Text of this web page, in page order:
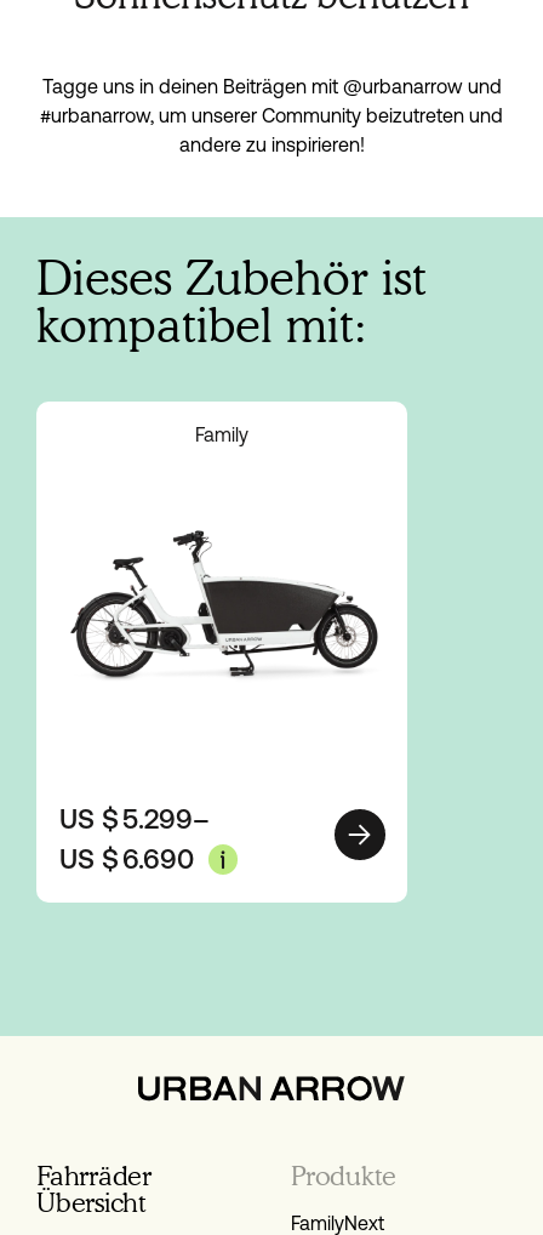
Tagge uns in deinen Beiträgen mit @urbanarrow und
#urbanarrow, um unserer Community beizutreten und
andere zu inspirieren!
Dieses Zubehör ist
kompatibel mit:
Family
US $5.299–
US $6.690
Fahrräder
Übersicht
Produkte
FamilyNext